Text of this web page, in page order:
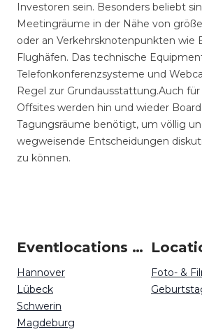
Investoren sein. Besonders beliebt
Meetingräume in der Nähe von
oder an Verkehrsknotenpunkten wie
Flughäfen. Das technische
Telefonkonferenzsysteme und
Regel zur Grundausstattung.Auch
Offsites werden hin und wieder
Tagungsräume benötigt, um völlig
wegweisende Entscheidungen
zu können.
Eventlocations um Braunschweig
Hannover
Lübeck
Schwerin
Magdeburg